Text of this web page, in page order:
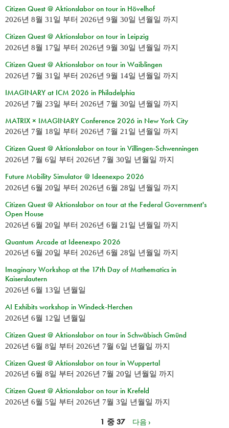
Citizen Quest @ Aktionslabor on tour in Hövelhof
2026년 8월 31일 부터 2026년 9월 30일 년월일 까지
Citizen Quest @ Aktionslabor on tour in Leipzig
2026년 8월 17일 부터 2026년 9월 30일 년월일 까지
Citizen Quest @ Aktionslabor on tour in Waiblingen
2026년 7월 31일 부터 2026년 9월 14일 년월일 까지
IMAGINARY at ICM 2026 in Philadelphia
2026년 7월 23일 부터 2026년 7월 30일 년월일 까지
MATRIX × IMAGINARY Conference 2026 in New York City
2026년 7월 18일 부터 2026년 7월 21일 년월일 까지
Citizen Quest @ Aktionslabor on tour in Villingen-Schwenningen
2026년 7월 6일 부터 2026년 7월 30일 년월일 까지
Future Mobility Simulator @ Ideenexpo 2026
2026년 6월 20일 부터 2026년 6월 28일 년월일 까지
Citizen Quest @ Aktionslabor on tour at the Federal Government's
Open House
2026년 6월 20일 부터 2026년 6월 21일 년월일 까지
Quantum Arcade at Ideenexpo 2026
2026년 6월 20일 부터 2026년 6월 28일 년월일 까지
Imaginary Workshop at the 17th Day of Mathematics in
Kaiserslautern
2026년 6월 13일 년월일
AI Exhibits workshop in Windeck-Herchen
2026년 6월 12일 년월일
Citizen Quest @ Aktionslabor on tour in Schwäbisch Gmünd
2026년 6월 8일 부터 2026년 7월 6일 년월일 까지
Citizen Quest @ Aktionslabor on tour in Wuppertal
2026년 6월 8일 부터 2026년 7월 20일 년월일 까지
Citizen Quest @ Aktionslabor on tour in Krefeld
2026년 6월 5일 부터 2026년 7월 3일 년월일 까지
1 중 37 다음 ›